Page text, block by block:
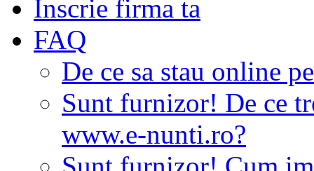
Inscrie firma ta
FAQ
De ce sa stau online
Sunt furnizor! De ce
www.e-nunti.ro?